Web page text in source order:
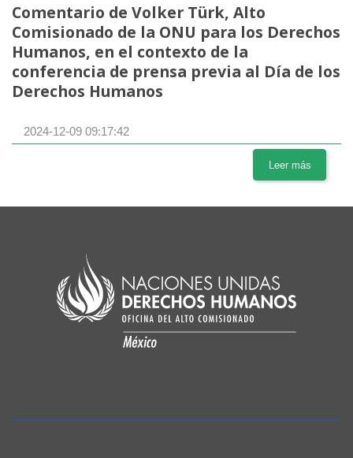
Comentario de Volker Türk, Alto
Comisionado de la ONU para los Derechos
Humanos, en el contexto de la
conferencia de prensa previa al Día de los
Derechos Humanos
2024-12-09 09:17:42
Leer más